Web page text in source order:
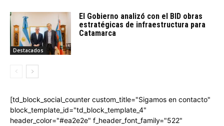
Destacados
El Gobierno analizó con el BID obras
estratégicas de infraestructura para
Catamarca
[td_block_social_counter custom_title="Sigamos en contacto"
block_template_id="td_block_template_4"
header_color="#ea2e2e" f_header_font_family="522"